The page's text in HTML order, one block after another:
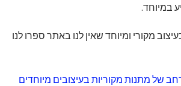
במיוחד.
מקורי ומיוחד שאין לנו באתר ספרו לנו
רחב של מתנות מקוריות בעיצובים מיוחדים